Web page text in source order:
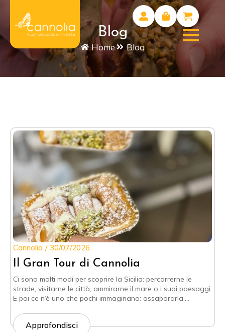
Blog
Home Blog
Il Gran Tour di Cannolia
Cannolia 30/07/2026
Ci sono molti modi per scoprire la Sicilia: percorrerne le
strade, visitarne le città, ammirarne il mare o i suoi paesaggi.
E poi ce n’è uno che pochi immaginano: assaporarla.…
Approfondisci